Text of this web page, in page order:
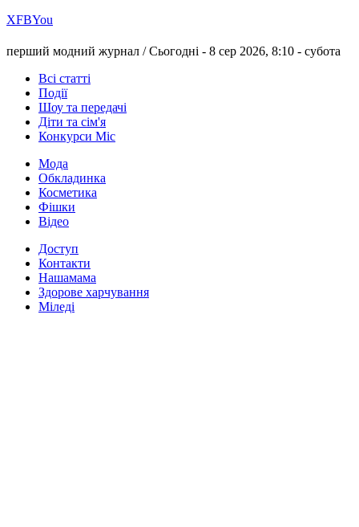
ХFBYou
перший модний журнал /Сьогодні - 8 сер 2026, 8:10 - субота
Всі статті
Події
Шоу та передачі
Діти та сім'я
Конкурси Міс
Мода
Обкладинка
Косметика
Фішки
Відео
Доступ
Контакти
Нашамама
Здорове харчування
Міледі